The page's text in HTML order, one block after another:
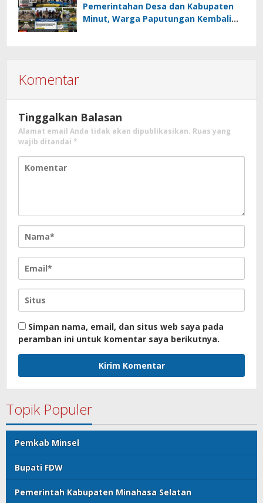
Pemerintahan Desa dan Kabupaten
Minut, Warga Paputungan Kembali
Komentar
Tinggalkan Balasan
Alamat email Anda tidak akan dipublikasikan. Ruas yang
wajib ditandai *
Simpan nama, email, dan situs web saya pada
peramban ini untuk komentar saya berikutnya.
Topik Populer
Pemkab Minsel
Bupati FDW
Pemerintah Kabupaten Minahasa Selatan